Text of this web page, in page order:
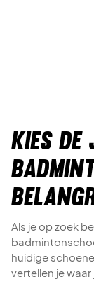
Kies
Als je op zoek
huidige
vertellen je